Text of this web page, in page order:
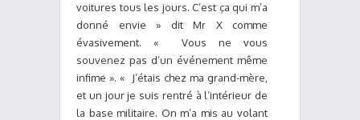
voitures tous les jours. C’est ça qui m’a
donné envie » dit Mr X comme
évasivement. « Vous ne vous
souvenez pas d’un événement même
infime ». « J’étais chez ma grand-mère,
et un jour je suis rentré à l’intérieur de
la base militaire. On m’a mis au volant